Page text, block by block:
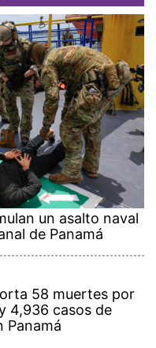
un asalto naval
de Panamá
58 muertes por
4,936 casos de
Panamá